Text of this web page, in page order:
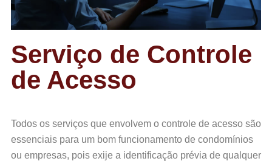
Serviço de Controle
de Acesso
Todos os serviços que envolvem o controle de acesso são
essenciais para um bom funcionamento de condomínios
ou empresas, pois exije a identificação prévia de qualquer